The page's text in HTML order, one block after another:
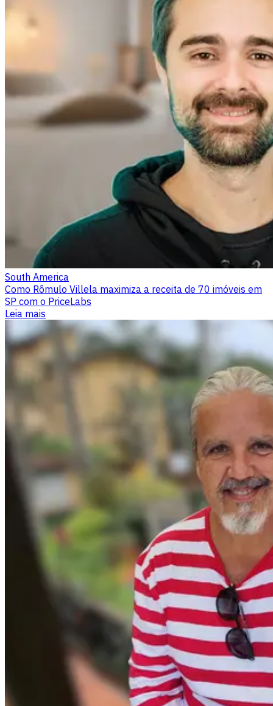
South America
Como Rômulo Villela maximiza a receita de 70 imóveis em
SP com o PriceLabs
Leia mais